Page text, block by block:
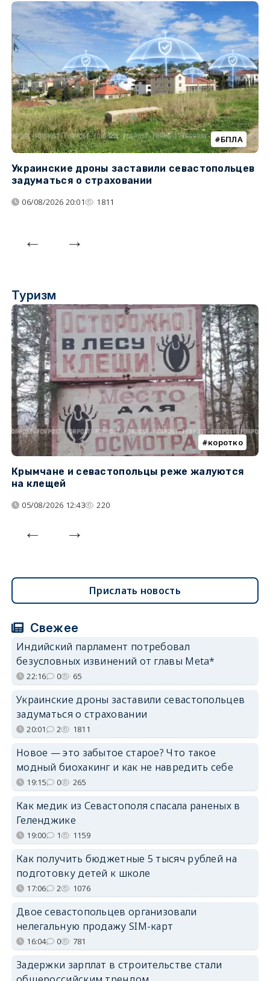
БПЛА
Украинские дроны заставили севастопольцев
задуматься о страховании
06/08/2026 20:01 1811
Туризм
коротко
Крымчане и севастопольцы реже жалуются
на клещей
05/08/2026 12:43 220
Прислать новость
Свежее
Индийский парламент потребовал
безусловных извинений от главы Meta*
22:16 0 65
Украинские дроны заставили севастопольцев
задуматься о страховании
20:01 2 1811
Новое — это забытое старое? Что такое
модный биохакинг и как не навредить себе
19:15 0 265
Как медик из Севастополя спасала раненых в
Геленджике
19:00 1 1159
Как получить бюджетные 5 тысяч рублей на
подготовку детей к школе
17:06 2 1076
Двое севастопольцев организовали
нелегальную продажу SIM-карт
16:04 0 781
Задержки зарплат в строительстве стали